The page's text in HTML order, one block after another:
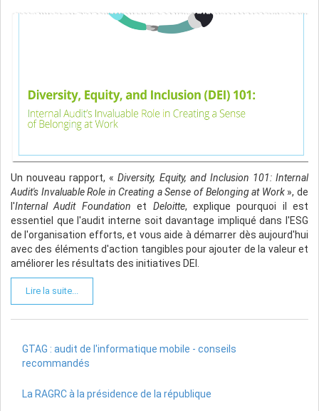
Un nouveau rapport, «Diversity, Equity, and Inclusion 101: Internal
Audit's Invaluable Role in Creating a Sense of Belonging at Work», de
l'Internal Audit Foundation et Deloitte, explique pourquoi il est
essentiel que l'audit interne soit davantage impliqué dans l'ESG
de l'organisation efforts, et vous aide à démarrer dès aujourd'hui
avec des éléments d'action tangibles pour ajouter de la valeur et
améliorer les résultats des initiatives DEI.
Lire la suite...
GTAG : audit de l'informatique mobile - conseils
recommandés
La RAGRC à la présidence de la république